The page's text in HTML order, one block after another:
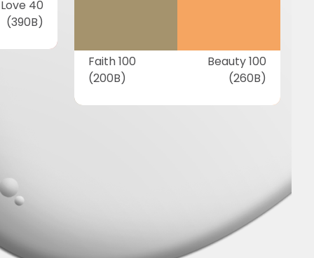
Love 40
(390B)
Faith 100
(200B)
Beauty 100
(260B)